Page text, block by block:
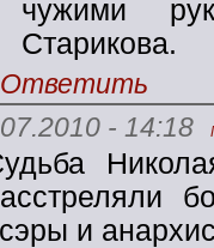
чужими
Старикова.
Ответить
- 14:18
и